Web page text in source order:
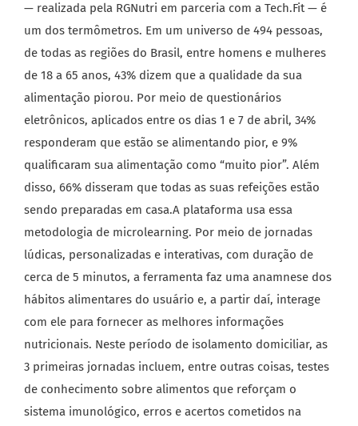
— realizada pela RGNutri em parceria com a Tech.Fit — é
um dos termômetros. Em um universo de 494 pessoas,
de todas as regiões do Brasil, entre homens e mulheres
de 18 a 65 anos, 43% dizem que a qualidade da sua
alimentação piorou. Por meio de questionários
eletrônicos, aplicados entre os dias 1 e 7 de abril, 34%
responderam que estão se alimentando pior, e 9%
qualificaram sua alimentação como “muito pior”. Além
disso, 66% disseram que todas as suas refeições estão
sendo preparadas em casa.A plataforma usa essa
metodologia de microlearning. Por meio de jornadas
lúdicas, personalizadas e interativas, com duração de
cerca de 5 minutos, a ferramenta faz uma anamnese dos
hábitos alimentares do usuário e, a partir daí, interage
com ele para fornecer as melhores informações
nutricionais. Neste período de isolamento domiciliar, as
3 primeiras jornadas incluem, entre outras coisas, testes
de conhecimento sobre alimentos que reforçam o
sistema imunológico, erros e acertos cometidos na